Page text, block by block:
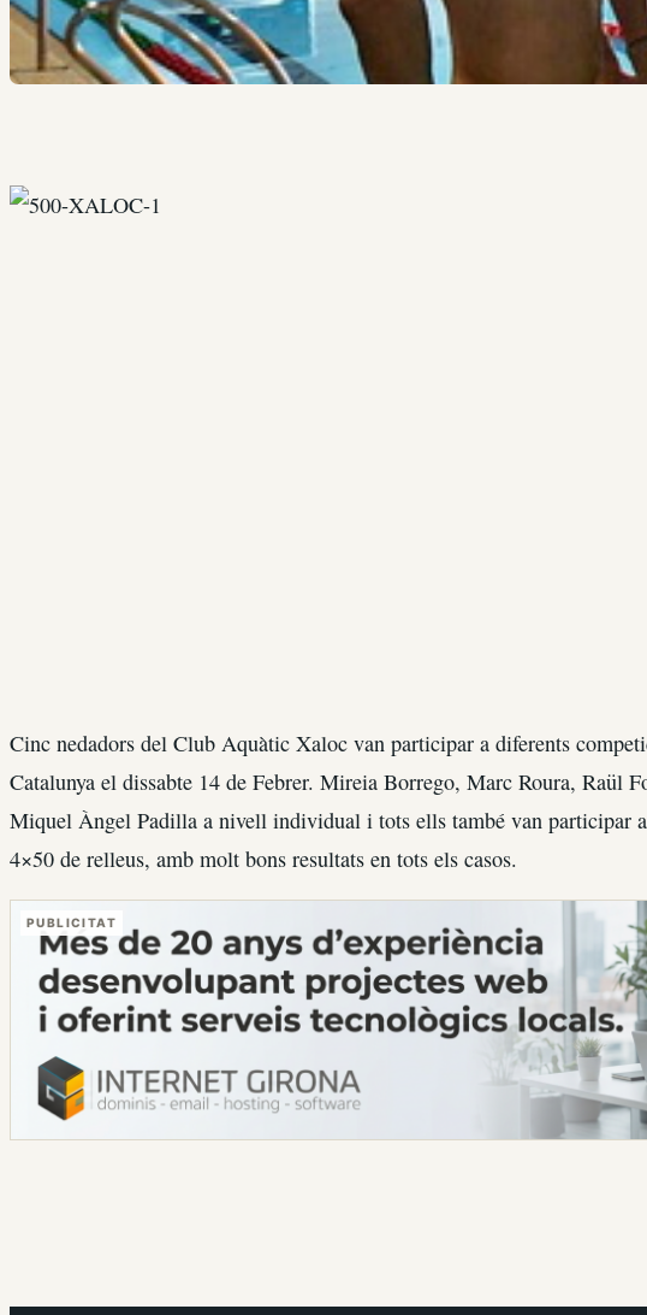
Cinc nedadors del Club Aquàtic Xaloc van participar a diferents
Catalunya el dissabte 14 de Febrer. Mireia Borrego, Marc Roura, Raül
Miquel Àngel Padilla a nivell individual i tots ells també van participar
4×50 de relleus, amb molt bons resultats en tots els casos.
PUBLICITAT